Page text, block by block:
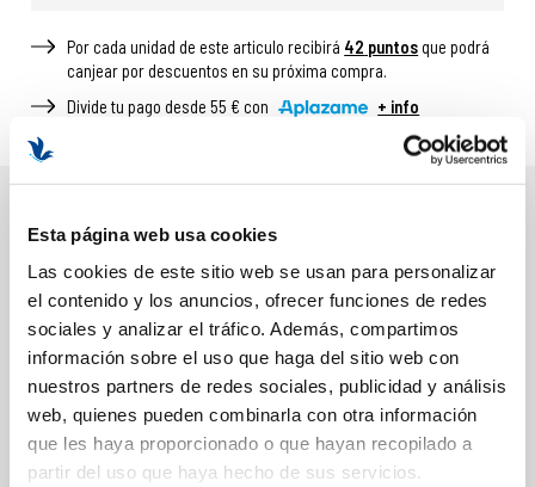
Esta página web usa cookies
Las cookies de este sitio web se usan para personalizar
el contenido y los anuncios, ofrecer funciones de redes
sociales y analizar el tráfico. Además, compartimos
información sobre el uso que haga del sitio web con
nuestros partners de redes sociales, publicidad y análisis
web, quienes pueden combinarla con otra información
que les haya proporcionado o que hayan recopilado a
partir del uso que haya hecho de sus servicios.
Por cada unidad de este articulo recibirá 42 puntos que podrá
canjear por descuentos en su próxima compra.
Divide tu pago desde 55 € con
+ info
DESCRIPCIÓN
BENEFICIOS Y PROPIEDADES
Acción antiarrugas
Suaviza líneas de expresión
Calma la piel sensible
Mejora la elasticidad
Refuerza la barrera cutánea
Aporta confort